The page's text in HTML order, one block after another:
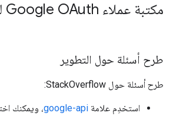
مكتبة عملاء Google OAuth لمنتدى Java
طرح أسئلة حول التطوير
طرح أسئلة حول StackOverflow:
استخدِم علامة google-api، ويمكنك